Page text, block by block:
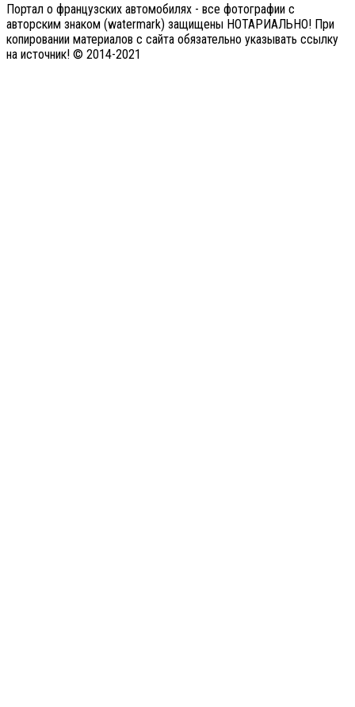
Портал о французских автомобилях - все фотографии с
авторским знаком (watermark) защищены НОТАРИАЛЬНО! При
копировании материалов с сайта обязательно указывать ссылку
на источник! © 2014-2021